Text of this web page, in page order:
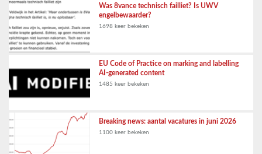
Was 8vance technisch failliet? Is UWV
engelbewaarder?
1698 keer bekeken
EU Code of Practice on marking and labelling
AI-generated content
1485 keer bekeken
Breaking news: aantal vacatures in juni 2026
1100 keer bekeken